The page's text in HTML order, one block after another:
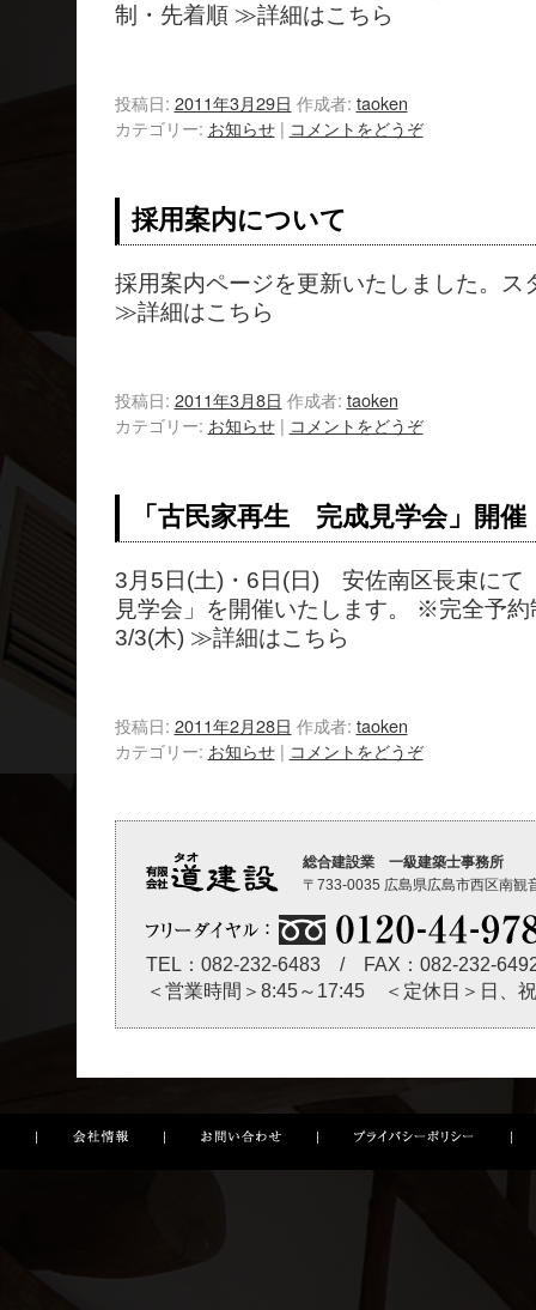
制・先着順 ≫詳細はこちら
投稿日: 2011年3月29日 作成者: taoken
カテゴリー: お知らせ | コメントをどうぞ
採用案内について
採用案内ページを更新いたしました。ス
≫詳細はこちら
投稿日: 2011年3月8日 作成者: taoken
カテゴリー: お知らせ | コメントをどうぞ
「古民家再生 完成見学会」開催
3月5日(土)・6日(日) 安佐南区長束に
見学会」を開催いたします。 ※完全予
3/3(木) ≫詳細はこちら
投稿日: 2011年2月28日 作成者: taoken
カテゴリー: お知らせ | コメントをどうぞ
総合建設業 一級建築士事務所
〒733-0035 広島県広島市西区南観
TEL：082-232-6483 / FAX：082-232-
＜営業時間＞8:45～17:45 ＜定休日＞日、